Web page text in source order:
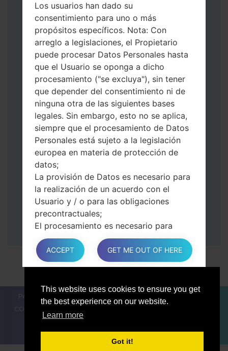
This website uses cookies to ensure you get
the best experience on our website.
Learn more
Got it!
teclas de Subir y de Bajar volumen y
luego conecte un cable USB.
Presione y mantenga presionados la
tecla de Encendido, el botón de Bajar
volumen y la tecla de Inicio.
Conecte un cable USB, luego
mantenga presionados el botón de Bixby
y la tecla de Bajar volumen.
Presione y mantenga presionados la
tecla de Encendido y el botón de Subir
volumen.
Luego, conecte su dispositivo a PC, Odin
debería detectar su teléfono y el número
de puerto COM aparecerá en la pantalla.
Especifique solo el tiempo de F.Reset y el
Reinicio Automático.
Finalmente, presione la tecla Comenzar.
Su teléfono ahora se reiniciará y se
desconectará de la PC
PARA LOS BLOGGERS
COMPARAR
CONTACTOS
Los usuarios han dado su
consentimiento para uno o más
propósitos específicos. Nota: Con
arreglo a legislaciones, el Propietario
puede procesar Datos Personales hasta
que el Usuario se oponga a dicho
procesamiento ("se excluya"), sin tener
que depender del consentimiento ni de
ninguna otra de las siguientes bases
legales. Sin embargo, esto no se aplica,
siempre que el procesamiento de Datos
Personales está sujeto a la legislación
europea en materia de protección de
datos;
La provisión de Datos es necesario para
la realización de un acuerdo con el
Usuario y / o para las obligaciones
precontractuales;
El procesamiento es necesario para
cumplir con una obligación legal a la que
está sujeto el Propietario;
El procesamiento se relaciona con una
el ejercicio del poder público conferido
al Propietario;
En cualquier caso, el Propietario estará
ACCEPT GET ME OUT OF HERE